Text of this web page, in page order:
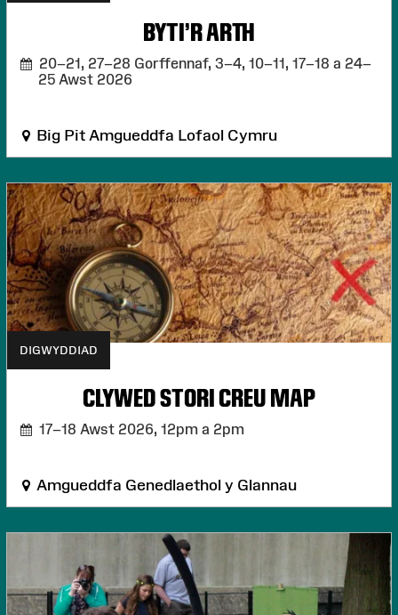
BYTI'R ARTH
20–21, 27–28 Gorffennaf, 3–4, 10–11, 17–18 a 24–
25 Awst 2026
Big Pit Amgueddfa Lofaol Cymru
DIGWYDDIAD
CLYWED STORI CREU MAP
17–18 Awst 2026, 12pm a 2pm
Amgueddfa Genedlaethol y Glannau